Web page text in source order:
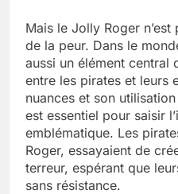
Mais le Jolly Roger n’est
de la peur. Dans le
aussi un élément central
entre les pirates et leurs
nuances et son
est essentiel pour saisir
emblématique. Les
Roger, essayaient de
terreur, espérant que
sans résistance.